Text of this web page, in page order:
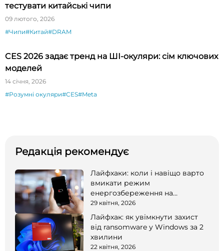
тестувати китайські чипи
09 лютого, 2026
#Чипи#Китай#DRAM
CES 2026 задає тренд на ШІ-окуляри: сім ключових
моделей
14 січня, 2026
#Розумні окуляри#CES#Meta
Редакція рекомендує
Лайфхаки: коли і навіщо варто
вмикати режим
енергозбереження на
смартфоні
29 квітня, 2026
Лайфхак: як увімкнути захист
від ransomware у Windows за 2
хвилини
22 квітня, 2026